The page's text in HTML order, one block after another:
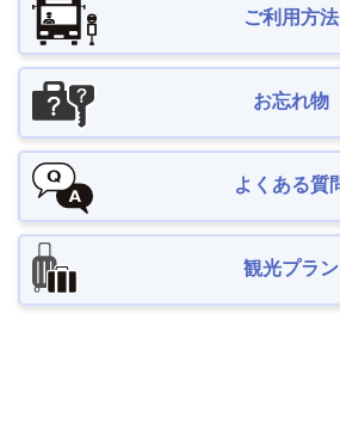
ご利用方法
お忘れ物
よくある質
観光プラン